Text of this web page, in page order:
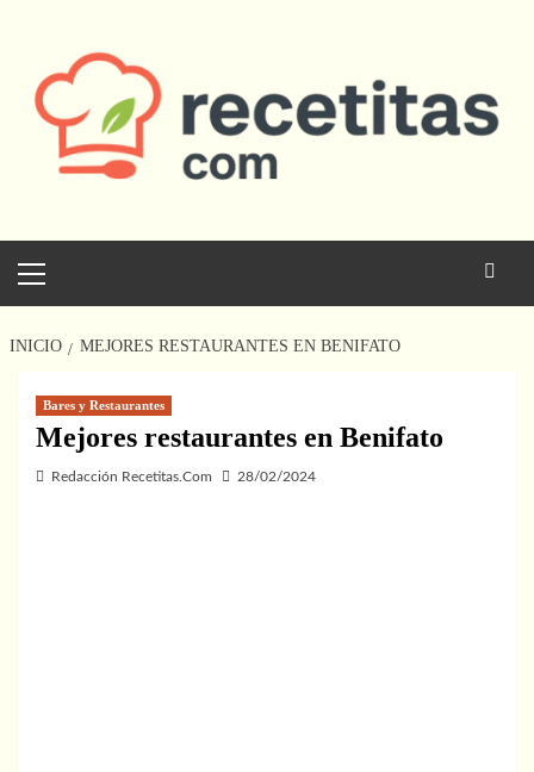
contenido
principal
INICIO MEJORES RESTAURANTES EN BENIFATO
Bares y Restaurantes
Mejores restaurantes en Benifato
Redacción Recetitas.Com 28/02/2024